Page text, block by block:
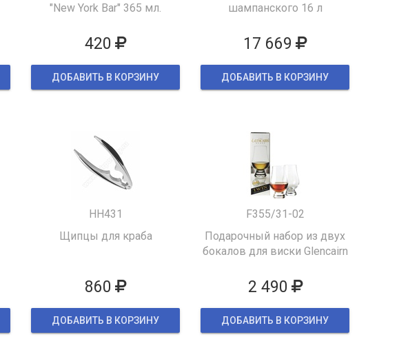
"New York Bar" 365 мл.
420
ДОБАВИТЬ В КОРЗИНУ
шампанского 16 л
17 669
ДОБАВИТЬ В КОРЗИНУ
HH431
Щипцы для краба
860
ДОБАВИТЬ В КОРЗИНУ
F355/31-02
Подарочный набор из двух
бокалов для виски Glencairn
2 490
ДОБАВИТЬ В КОРЗИНУ